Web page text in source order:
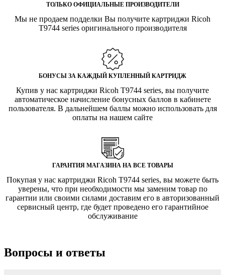
ТОЛЬКО ОФИЦИАЛЬНЫЕ ПРОИЗВОДИТЕЛИ
Мы не продаем подделки Вы получите картриджи Ricoh
T9744 series оригинального производителя
БОНУСЫ ЗА КАЖДЫЙ КУПЛЕННЫЙ КАРТРИДЖ
Купив у нас картриджи Ricoh T9744 series, вы получите
автоматическое начисление бонусных баллов в кабинете
пользователя. В дальнейшем баллы можно использовать для
оплаты на нашем сайте
ГАРАНТИЯ МАГАЗИНА НА ВСЕ ТОВАРЫ
Покупая у нас картриджи Ricoh T9744 series, вы можете быть
уверены, что при необходимости мы заменим товар по
гарантии или своими силами доставим его в авторизованный
сервисный центр, где будет проведено его гарантийное
обслуживание
Вопросы и ответы